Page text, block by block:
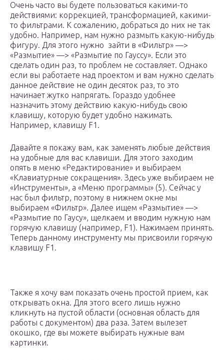
Очень часто вы будете пользоваться какими-то
действиями: коррекцией, трансформацией, какими-
то фильтрами. К сожалению, добраться до них не так
удобно. Например, нам нужно размыть какую-нибудь
фигуру. Для этого нужно зайти в «Фильтр» —>
«Размытие» —> «Размытие по Гауссу». Если это
сделать один раз, то проблем не составляет. Однако
если вы работаете над проектом и вам нужно сделать
данное действие не один десяток раз, то это
начинает жутко напрягать. Гораздо удобнее
назначить этому действию какую-нибудь свою
клавишу, которую будет удобно нажимать.
Например, клавишу F1.
Давайте я покажу вам, как заменять любые действия
на удобные для вас клавиши. Для этого заходим
опять в меню «Редактирование» и выбираем
«Клавиатурные сокращения». Здесь уже выбираем не
«Инструменты», а «Меню программы» (5). Сейчас у
нас был фильтр, поэтому в нижнем окне мы
выбираем «Фильтр». Далее ищем «Размытие» —>
«Размытие по Гаусу», щелкаем и вводим нужную нам
горячую клавишу (например, F1). Нажимаем принять.
Теперь данному инструменту мы присвоили горячую
клавишу F1.
Также я хочу вам показать очень простой прием, как
открывать окна. Для этого всего лишь нужно
кликнуть на пустой области (основная область для
работы с документом) два раза. Затем вылезет
окошко, где вы можете выбирать нужные вам
картинки.